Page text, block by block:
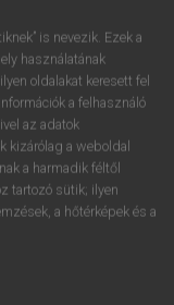
is nevezik. Ezek a
használatának
oldalakat keresett fel
a felhasználó
az adatok
kizárólag a weboldal
a harmadik féltől
tartozó sütik; ilyen
a hőtérképek és a
AltGr